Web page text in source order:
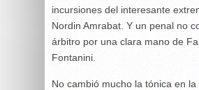
incursiones del interesante
Nordin Amrabat. Y un penal no
árbitro por una clara mano de
Fontanini.
No cambió mucho la tónica en la